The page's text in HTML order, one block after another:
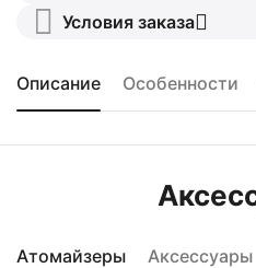
Условия заказа
Описание Особенности
Атомайзеры Аксессуары